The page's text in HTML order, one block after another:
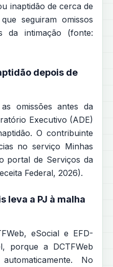
inaptidão de cerca de
seguiram omissos
da intimação (fonte:
depois de
omissões antes da
Executivo (ADE)
O contribuinte
no serviço Minhas
portal de Serviços da
Federal, 2026).
leva a PJ à malha
eSocial e EFD-
porque a DCTFWeb
No